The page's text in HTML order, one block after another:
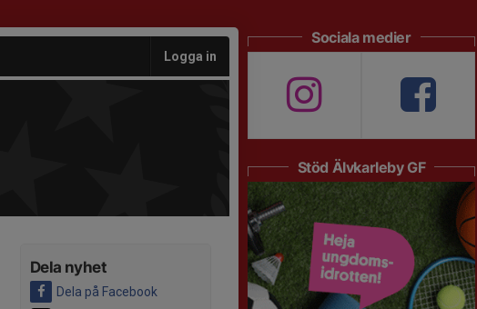
Logga in
Dela nyhet
Dela på Facebook
Sociala medier
Stöd Älvkarleby GF